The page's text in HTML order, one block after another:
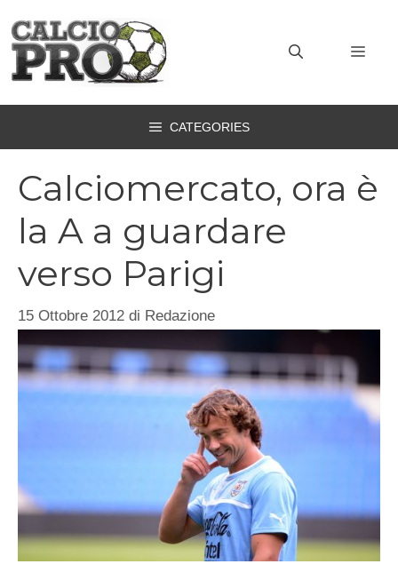
contenuto
CATEGORIES
Calciomercato, ora è
la A a guardare
verso Parigi
15 Ottobre 2012 di Redazione